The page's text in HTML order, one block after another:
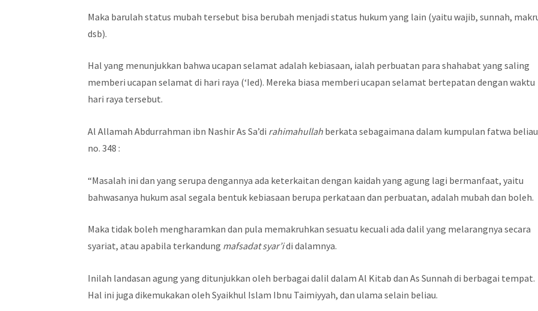
Maka barulah status mubah tersebut bisa berubah menjadi status hukum yang lain (yaitu wajib, sunnah,
dsb).
Hal yang menunjukkan bahwa ucapan selamat adalah kebiasaan, ialah perbuatan para shahabat yang saling
memberi ucapan selamat di hari raya (‘Ied). Mereka biasa memberi ucapan selamat bertepatan dengan waktu
hari raya tersebut.
Al Allamah Abdurrahman ibn Nashir As Sa’di rahimahullah berkata sebagaimana dalam kumpulan fatwa beliau
no. 348 :
“Masalah ini dan yang serupa dengannya ada keterkaitan dengan kaidah yang agung lagi bermanfaat, yaitu
bahwasanya hukum asal segala bentuk kebiasaan berupa perkataan dan perbuatan, adalah mubah dan boleh.
Maka tidak boleh mengharamkan dan pula memakruhkan sesuatu kecuali ada dalil yang melarangnya secara
syariat, atau apabila terkandung mafsadat syar’idi dalamnya.
Inilah landasan agung yang ditunjukkan oleh berbagai dalil dalam Al Kitab dan As Sunnah di berbagai tempat.
Hal ini juga dikemukakan oleh Syaikhul Islam Ibnu Taimiyyah, dan ulama selain beliau.